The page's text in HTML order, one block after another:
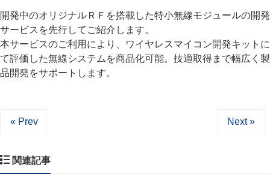
開発中のオリジナルＲＦを搭載した特小無線モジュールの開発
サービスを先行してご紹介します。
本サービスのご利用により、ワイヤレスマイコン開発キットに
て評価した無線システムを商品化可能。技適取得まで幅広く製
品開発をサポートします。
« Prev Next »
関連記事